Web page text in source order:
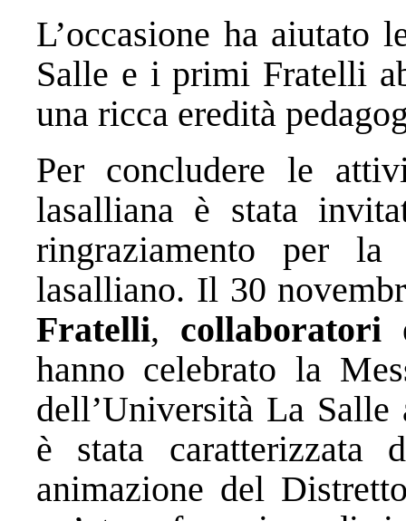
L’occasione ha aiutato
Salle e i primi Fratelli
una ricca eredità
Per concludere le
lasalliana è stata
ringraziamento per la
lasalliano. Il 30
Fratelli, collaboratori
hanno celebrato la
dell’Università La Salle
è stata caratterizzata
animazione del